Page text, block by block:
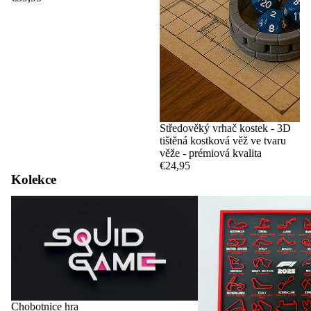
Středověký vrhač kostek - 3D
tištěná kostková věž ve tvaru
věže - prémiová kvalita
€24,95
Kolekce
Chobotnice hra